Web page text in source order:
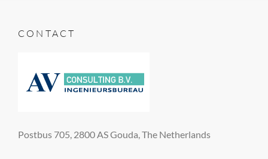
CONTACT
Postbus 705, 2800 AS Gouda, The Netherlands